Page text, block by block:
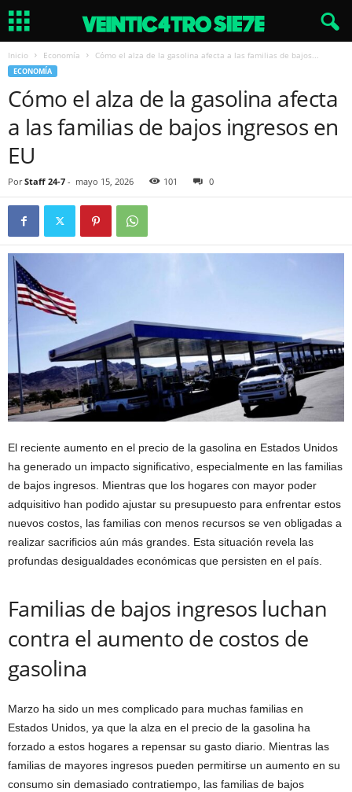
Inicio Economía Cómo el alza de la gasolina afecta a las familias de bajos...
ECONOMÍA
Cómo el alza de la gasolina afecta
a las familias de bajos ingresos en
EU
Por Staff 24-7 - mayo 15, 2026 101 0
El reciente aumento en el precio de la gasolina en Estados Unidos
ha generado un impacto significativo, especialmente en las familias
de bajos ingresos. Mientras que los hogares con mayor poder
adquisitivo han podido ajustar su presupuesto para enfrentar estos
nuevos costos, las familias con menos recursos se ven obligadas a
realizar sacrificios aún más grandes. Esta situación revela las
profundas desigualdades económicas que persisten en el país.
Familias de bajos ingresos luchan
contra el aumento de costos de
gasolina
Marzo ha sido un mes complicado para muchas familias en
Estados Unidos, ya que la alza en el precio de la gasolina ha
forzado a estos hogares a repensar su gasto diario. Mientras las
familias de mayores ingresos pueden permitirse un aumento en su
consumo sin demasiado contratiempo, las familias de bajos